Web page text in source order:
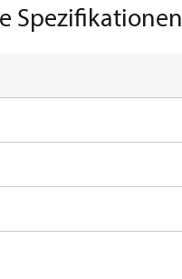
Spezifikationen